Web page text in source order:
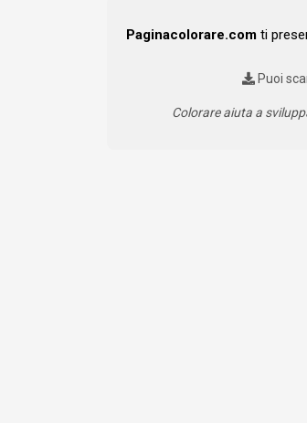
Paginacolorare.com ti
Puoi
Colorare aiuta a